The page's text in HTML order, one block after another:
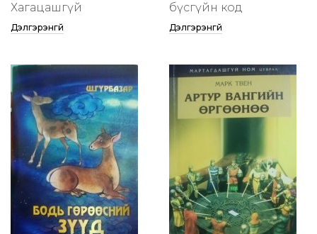
Хагацашгүй
Дэлгэрэнгүй
бүсгүйн код
Дэлгэрэнгүй